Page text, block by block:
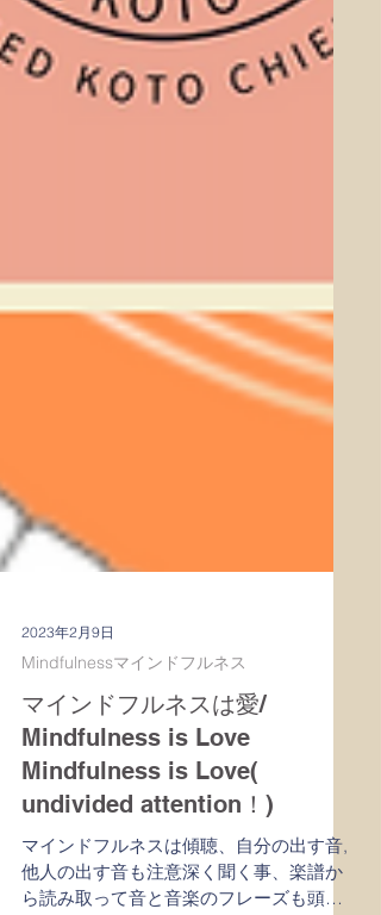
Mindfulnessマインドフルネス
マインドフルネスは愛/
Mindfulness is Love
undivided attention！)
マインドフルネスは傾聴、自分の出す音,